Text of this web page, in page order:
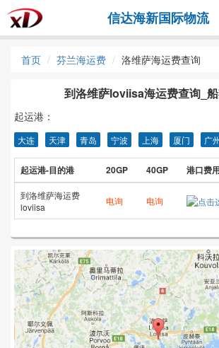
信达海新国际物流
首页 芬兰海运费 洛维萨海运费查询
到洛维萨loviisa海运费查询_
起运港：
大连 天津 青岛 宁波 上海 厦门 广
起运港-目的港 20GP 40GP 港口费
到洛维萨海运费
loviisa
电询 电询